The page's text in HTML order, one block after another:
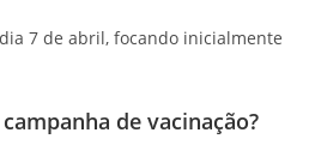
7 de abril, focando inicialmente
campanha de vacinação?